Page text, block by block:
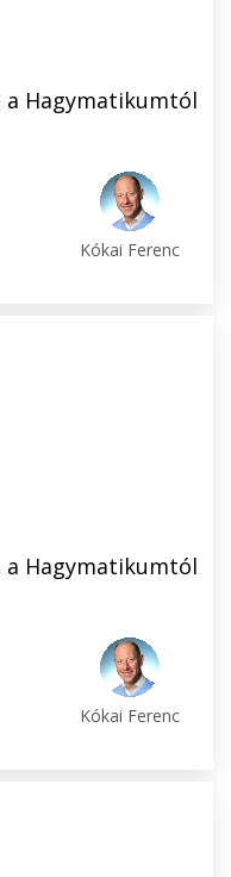
a Hagymatikumtól
Kókai Ferenc
a Hagymatikumtól
Kókai Ferenc